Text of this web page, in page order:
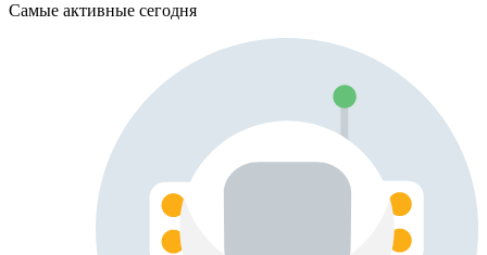
Самые активные сегодня